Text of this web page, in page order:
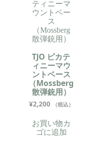
TJO ピカテ
ィニーマウ
ントベース
（Mossberg
散弾銃用）
¥2,200 （税込）
お買い物カ
ゴに追加